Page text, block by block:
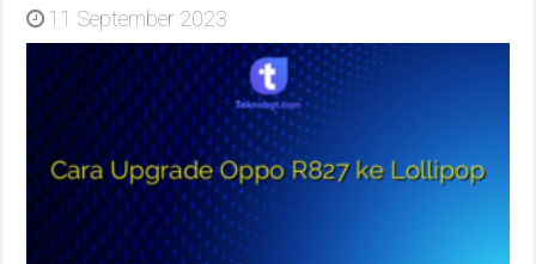
11 September 2023